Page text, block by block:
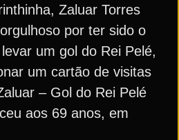
Zaluar Torres
por ter sido o
um gol do Rei Pelé,
um cartão de visitas
– Gol do Rei Pelé
aos 69 anos, em